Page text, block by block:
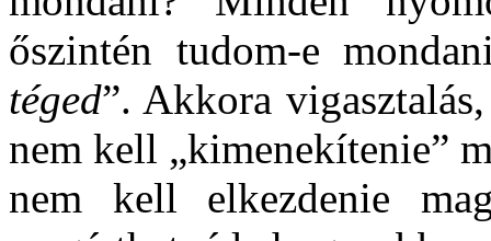
őszintén tudom-e
téged”. Akkora
nem kell „kimenekítenie”
nem kell elkezdenie